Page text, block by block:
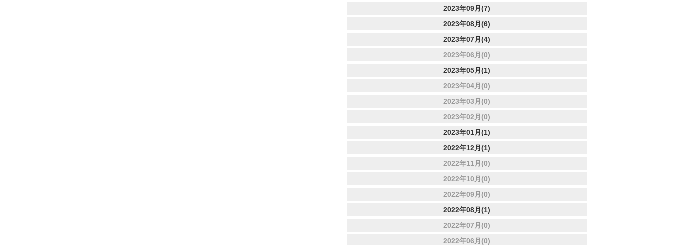
2023年09月(7)
2023年08月(6)
2023年07月(4)
2023年06月(0)
2023年05月(1)
2023年04月(0)
2023年03月(0)
2023年02月(0)
2023年01月(1)
2022年12月(1)
2022年11月(0)
2022年10月(0)
2022年09月(0)
2022年08月(1)
2022年07月(0)
2022年06月(0)